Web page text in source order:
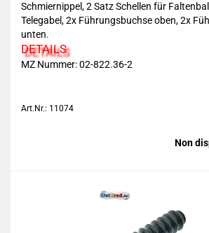
Schmiernippel, 2 Satz Schellen für
Telegabel, 2x Führungsbuchse oben, 2x
unten.
DETAILS
MZ Nummer: 02-822.36-2
Art.Nr.: 11074
Non